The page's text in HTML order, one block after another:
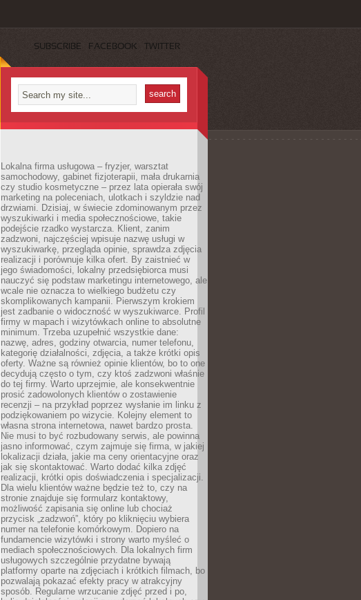
SUBSCRIBE FACEBOOK TWITTER
Lokalna firma usługowa – fryzjer, warsztat
samochodowy, gabinet fizjoterapii, mała drukarnia
czy studio kosmetyczne – przez lata opierała swój
marketing na poleceniach, ulotkach i szyldzie nad
drzwiami. Dzisiaj, w świecie zdominowanym przez
wyszukiwarki i media społecznościowe, takie
podejście rzadko wystarcza. Klient, zanim
zadzwoni, najczęściej wpisuje nazwę usługi w
wyszukiwarkę, przegląda opinie, sprawdza zdjęcia
realizacji i porównuje kilka ofert. By zaistnieć w
jego świadomości, lokalny przedsiębiorca musi
nauczyć się podstaw marketingu internetowego, ale
wcale nie oznacza to wielkiego budżetu czy
skomplikowanych kampanii. Pierwszym krokiem
jest zadbanie o widoczność w wyszukiwarce. Profil
firmy w mapach i wizytówkach online to absolutne
minimum. Trzeba uzupełnić wszystkie dane:
nazwę, adres, godziny otwarcia, numer telefonu,
kategorię działalności, zdjęcia, a także krótki opis
oferty. Ważne są również opinie klientów, bo to one
decydują często o tym, czy ktoś zadzwoni właśnie
do tej firmy. Warto uprzejmie, ale konsekwentnie
prosić zadowolonych klientów o zostawienie
recenzji – na przykład poprzez wysłanie im linku z
podziękowaniem po wizycie. Kolejny element to
własna strona internetowa, nawet bardzo prosta.
Nie musi to być rozbudowany serwis, ale powinna
jasno informować, czym zajmuje się firma, w jakiej
lokalizacji działa, jakie ma ceny orientacyjne oraz
jak się skontaktować. Warto dodać kilka zdjęć
realizacji, krótki opis doświadczenia i specjalizacji.
Dla wielu klientów ważne będzie też to, czy na
stronie znajduje się formularz kontaktowy,
możliwość zapisania się online lub chociaż
przycisk „zadzwoń”, który po kliknięciu wybiera
numer na telefonie komórkowym. Dopiero na
fundamencie wizytówki i strony warto myśleć o
mediach społecznościowych. Dla lokalnych firm
usługowych szczególnie przydatne bywają
platformy oparte na zdjęciach i krótkich filmach, bo
pozwalają pokazać efekty pracy w atrakcyjny
sposób. Regularne wrzucanie zdjęć przed i po,